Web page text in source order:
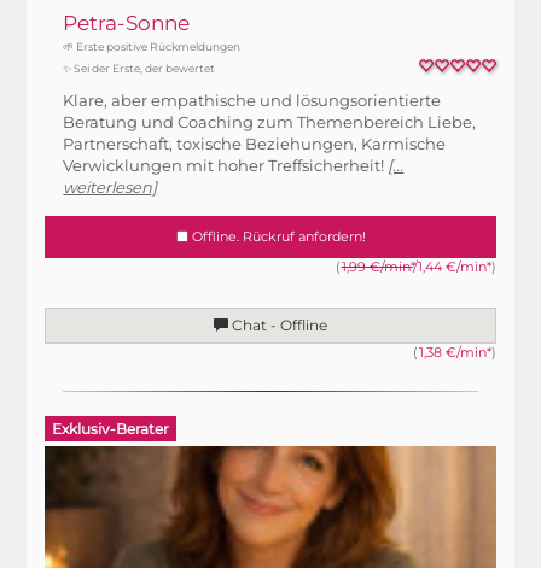
Petra-Sonne
🌱 Erste positive Rückmeldungen
✨ Sei der Erste, der bewertet
Klare, aber empathische und lösungsorientierte
Beratung und Coaching zum Themenbereich Liebe,
Partnerschaft, toxische Beziehungen, Karmische
Verwicklungen mit hoher Treffsicherheit! [...
weiterlesen]
Offline. Rückruf anfordern!
(1,99 €/min*/1,44 €/min*)
Chat - Offline
(1,38 €/min*)
Exklusiv-Berater